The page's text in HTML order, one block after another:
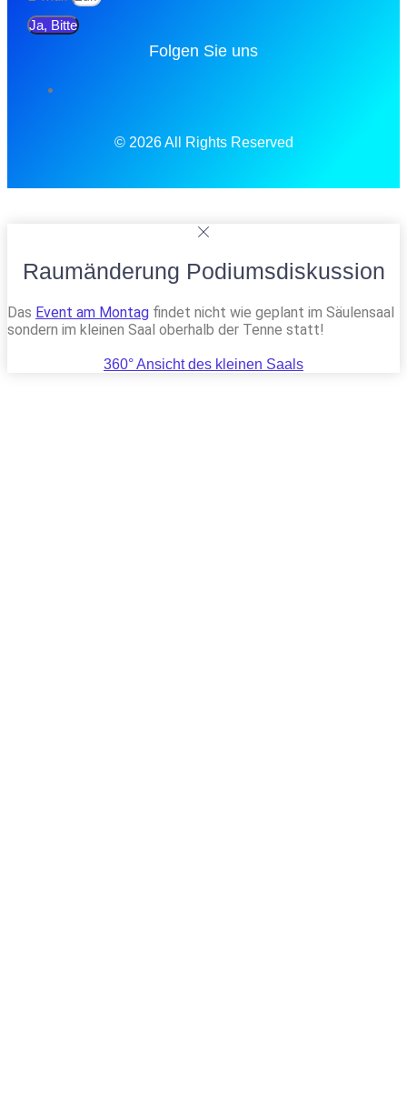
Ja, Bitte
Folgen Sie uns
© 2026 All Rights Reserved
Raumänderung Podiumsdiskussion
Das Event am Montag findet nicht wie geplant im Säulensaal
sondern im kleinen Saal oberhalb der Tenne statt!
360° Ansicht des kleinen Saals